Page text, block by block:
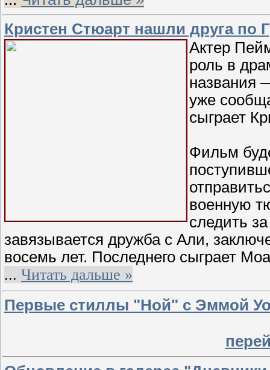
Кристен Стюарт нашли друга по
Актер
роль в
названия
уже
сыграет
Фильм
военную
следить
завязывается дружба с Али,
восемь лет. Последнего сыграет
... Читать дальше »
Первые стиллы "Ной" с Эммой